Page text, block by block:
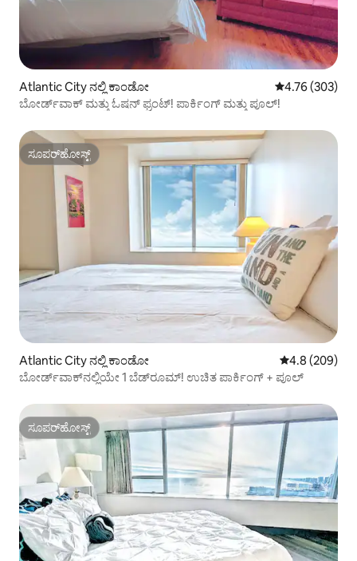
Atlantic City ನಲ್ಲಿ ಕಾಂಡೋ 5 ರಲ್ಲಿ 4.76
4.76 (303)
ಬೋರ್ಡ್‌ವಾಕ್ ಮತ್ತು ಓಷನ್ ಫ್ರಂಟ್! ಪಾರ್ಕಿಂಗ್ ಮತ್ತು ಪೂಲ್!
ಸೂಪರ್‌ಹೋಸ್ಟ್
ಸೂಪರ್‌ಹೋಸ್ಟ್
Atlantic City ನಲ್ಲಿ ಕಾಂಡೋ 5 ರಲ್ಲಿ 4.8
4.8 (209)
ಬೋರ್ಡ್‌ವಾಕ್‌ನಲ್ಲಿಯೇ 1 ಬೆಡ್‌ರೂಮ್! ಉಚಿತ ಪಾರ್ಕಿಂಗ್ + ಪೂಲ್
ಸೂಪರ್‌ಹೋಸ್ಟ್
ಸೂಪರ್‌ಹೋಸ್ಟ್